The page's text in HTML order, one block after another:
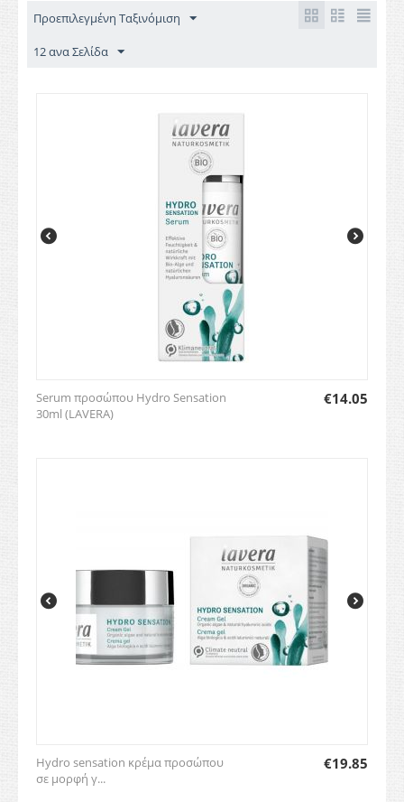
Προεπιλεγμένη Ταξινόμιση
12 ανα Σελίδα
Serum προσώπου Hydro Sensation
30ml (LAVERA)
€14.05
Hydro sensation κρέμα προσώπου
σε μορφή γ...
€19.85